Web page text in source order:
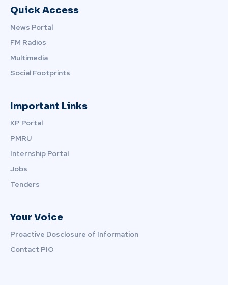
Quick Access
News Portal
FM Radios
Multimedia
Social Footprints
Important Links
KP Portal
PMRU
Internship Portal
Jobs
Tenders
Your Voice
Proactive Dosclosure of Information
Contact PIO